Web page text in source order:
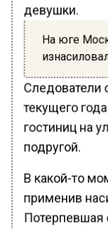
девушки.
На юге
Следователи
текущего
гостиниц на
подругой.
В какой-то
применив
Потерпевшая